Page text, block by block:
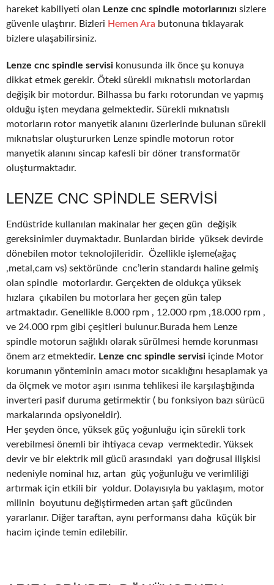
hareket kabiliyeti olan Lenze cnc spindle motorlarınızı sizlere
güvenle ulaştırır. Bizleri Hemen Ara butonuna tıklayarak
bizlere ulaşabilirsiniz.
Lenze cnc spindle servisi konusunda ilk önce şu konuya
dikkat etmek gerekir. Öteki sürekli mıknatıslı motorlardan
değişik bir motordur. Bilhassa bu farkı rotorundan ve yapmış
olduğu işten meydana gelmektedir. Sürekli mıknatıslı
motorların rotor manyetik alanını üzerlerinde bulunan sürekli
mıknatıslar oluştururken Lenze spindle motorun rotor
manyetik alanını sincap kafesli bir döner transformatör
oluşturmaktadır.
LENZE CNC SPINDLE SERVISI
Endüstride kullanılan makinalar her geçen gün değişik
gereksinimler duymaktadır. Bunlardan biride yüksek devirde
dönebilen motor teknolojileridir. Özellikle işleme(ağaç
,metal,cam vs) sektöründe cnc’lerin standardı haline gelmiş
olan spindle motorlardır. Gerçekten de oldukça yüksek
hızlara çıkabilen bu motorlara her geçen gün talep
artmaktadır. Genellikle 8.000 rpm , 12.000 rpm ,18.000 rpm ,
ve 24.000 rpm gibi çeşitleri bulunur.Burada hem Lenze
spindle motorun sağlıklı olarak sürülmesi hemde korunması
önem arz etmektedir. Lenze cnc spindle servisi içinde Motor
korumanın yönteminin amacı motor sıcaklığını hesaplamak ya
da ölçmek ve motor aşırı ısınma tehlikesi ile karşılaştığında
inverteri pasif duruma getirmektir ( bu fonksiyon bazı sürücü
markalarında opsiyoneldir).
Her şeyden önce, yüksek güç yoğunluğu için sürekli tork
verebilmesi önemli bir ihtiyaca cevap vermektedir. Yüksek
devir ve bir elektrik mil gücü arasındaki yarı doğrusal ilişkisi
nedeniyle nominal hız, artan güç yoğunluğu ve verimliliği
artırmak için etkili bir yoldur. Dolayısıyla bu yaklaşım, motor
milinin boyutunu değiştirmeden artan şaft gücünden
yararlanır. Diğer taraftan, aynı performansı daha küçük bir
hacim içinde temin edilebilir.